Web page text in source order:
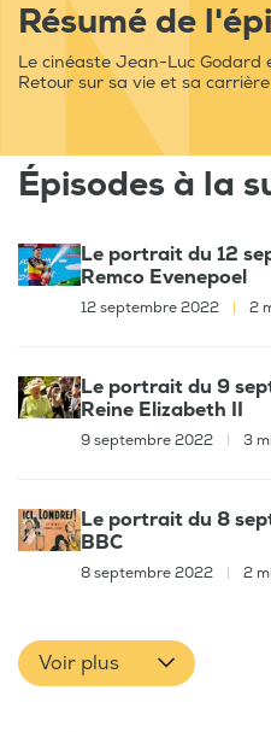
Résumé de
Le cinéaste Jean-Luc Godard
Retour sur sa vie et sa
Épisodes à la
Le portrait du 12
Remco Evenepoel
12 septembre 2022 2
Le portrait du 9
Reine Elizabeth II
9 septembre 2022 3
Le portrait du 8
BBC
8 septembre 2022 2
Voir plus